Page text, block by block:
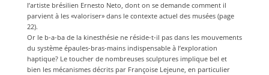
l’artiste brésilien Ernesto Neto, dont on se demande comment il
parvient à les «valoriser» dans le contexte actuel des musées (page
22).
Or le b-a-ba de la kinesthésie ne réside-t-il pas dans les mouvements
du système épaules-bras-mains indispensable à l’exploration
haptique? Le toucher de nombreuses sculptures implique bel et
bien les mécanismes décrits par Françoise Lejeune, en particulier